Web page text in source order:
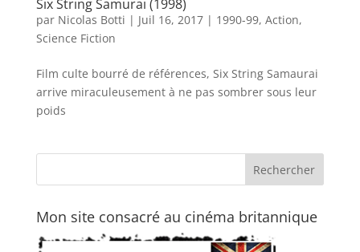
Six String Samurai (1998)
par Nicolas Botti | Juil 16, 2017| 1990-99, Action,
Science Fiction
Film culte bourré de références, Six String Samaurai
arrive miraculeusement à ne pas sombrer sous leur
poids
Mon site consacré au cinéma britannique